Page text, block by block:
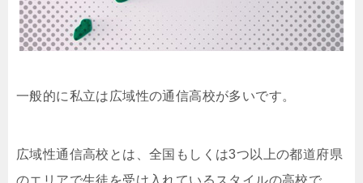
一般的に私立は広域性の通信高校が多いです。
広域性通信高校とは、全国もしくは3つ以上の都道府県